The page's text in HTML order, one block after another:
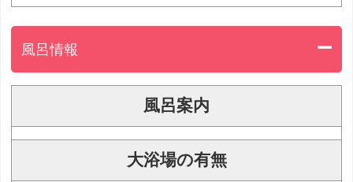
風呂情報
風呂案内
大浴場の有無